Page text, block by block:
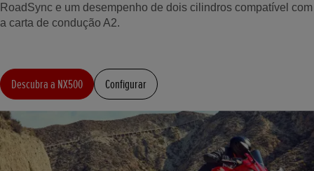
RoadSync e um desempenho de dois cilindros compatível com
a carta de condução A2.
Descubra a NX500 Configurar